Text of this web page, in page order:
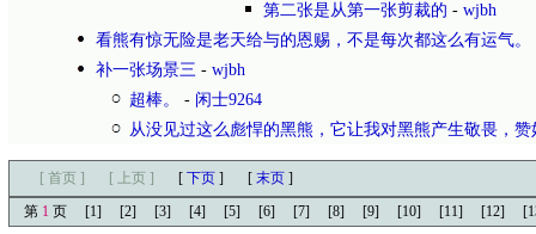
第二张是从第一张剪裁的 - wjbh
看熊有惊无险是老天给与的恩赐，不是每次都这么有运气。
补一张场景三 - wjbh
超棒。
- 闲士9264
从没见过这么彪悍的黑熊，它让我对黑熊产生敬畏，赞
[ 首页 ] [ 上页 ] [ 下页 ] [ 末页 ]
第 1 页 [1] [2] [3] [4] [5] [6] [7] [8] [9] [10] [11] [12]